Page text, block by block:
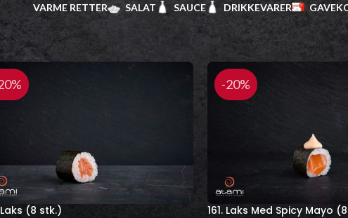
VARME RETTER SALAT SAUCE DRIKKEVARER
Hosomaki
Laks (8 stk.)
-20%
161. Laks Med Spicy Mayo